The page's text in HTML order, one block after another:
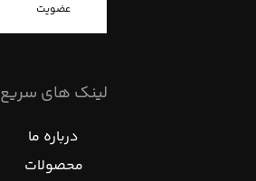
عضویت
لینک های سریع
درباره ما
محصولات